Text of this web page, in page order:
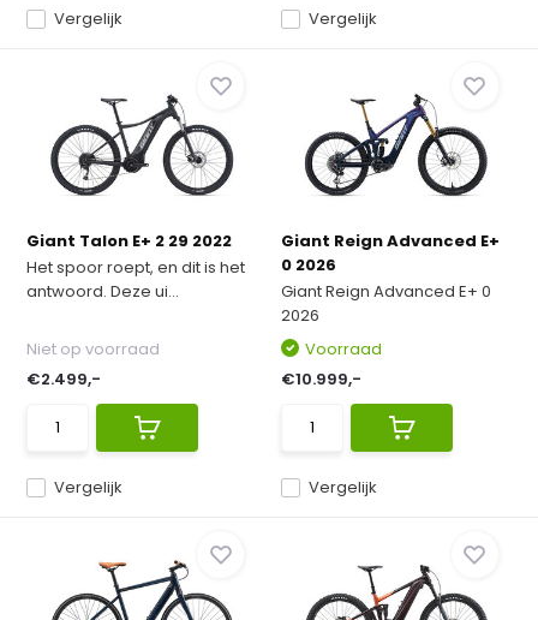
Vergelijk Vergelijk
Giant Talon E+ 2 29 2022
Het spoor roept, en dit is het
antwoord. Deze ui...
Vergelijk
Niet op voorraad
€2.499,-
Giant Reign Advanced E+
0 2026
Giant Reign Advanced E+ 0
2026
Vergelijk
Voorraad
€10.999,-